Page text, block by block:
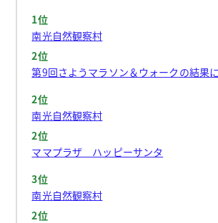
1位
南光自然観察村
2位
第9回さようマラソン＆ウォークの結果
2位
南光自然観察村
2位
ママプラザ ハッピーサンタ
3位
南光自然観察村
2位